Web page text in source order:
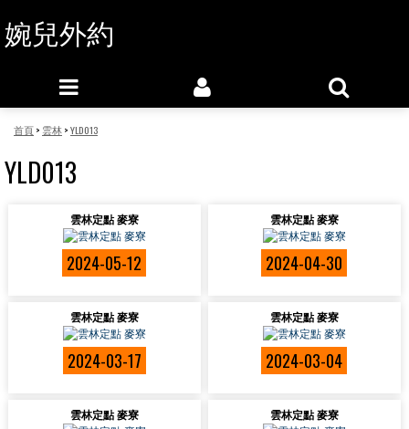
婉兒外約
首頁> 雲林>YLD013
YLD013
雲林定點 麥寮
2024-05-12
雲林定點 麥寮
2024-04-30
雲林定點 麥寮
2024-03-17
雲林定點 麥寮
2024-03-04
雲林定點 麥寮 雲林定點 麥寮